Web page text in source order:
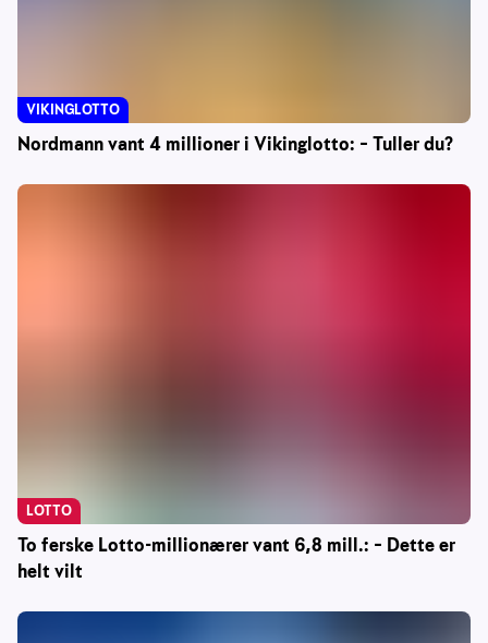
Nordmann vant 4 millioner i Vikinglotto: – Tuller du?
VIKINGLOTTO
To ferske Lotto-millionærer vant 6,8 mill.: – Dette er
helt vilt
LOTTO